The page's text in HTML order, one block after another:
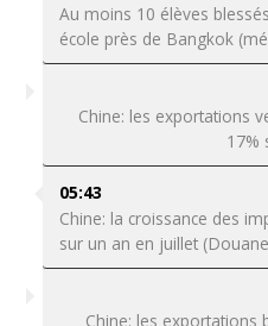
Au moins 10 élèves
école près de Bangkok
Chine: les exportations
17%
05:43
Chine: la croissance des
sur un an en juillet
Chine: les exportations